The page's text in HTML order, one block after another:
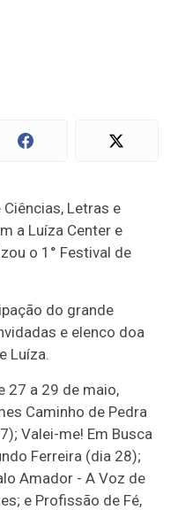
Letras e
a Luíza Center e
o 1° Festival de
do grande
e elenco doa
Luíza.
27 a 29 de maio,
Caminho de Pedra
Valei-me! Em Busca
Ferreira (dia 28);
Amador - A Voz de
e Profissão de Fé,